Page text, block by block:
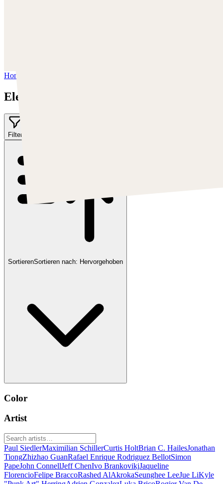
Home
Elementj21
Filter
SortierenSortieren nach: Hervorgehoben
Color
Artist
Paul SiedlerMaximilian SchillerCurtis HoltBrian C. HailesJonathan
TiongZhizhao GuanRafael Enrique Rodriguez BellotSimon
PapeJohn ConnellJeff ChenIvo BrankovikjJaqueline
FlorencioFelipe BraccoRashed AlAkrokaSeunghee LeeJue LiKyle